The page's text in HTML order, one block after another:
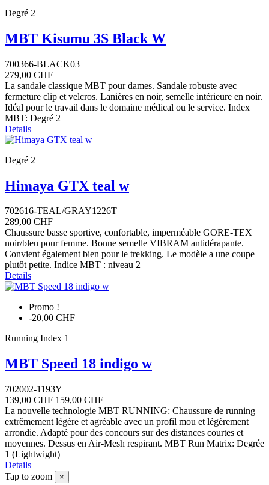
Degré 2
MBT Kisumu 3S Black W
700366-BLACK03
279,00 CHF
La sandale classique MBT pour dames. Sandale robuste avec
fermeture clip et velcros. Lanières en noir, semelle intérieure en noir.
Idéal pour le travail dans le domaine médical ou le service. Index
MBT: Degré 2
Details
Degré 2
Himaya GTX teal w
702616-TEAL/GRAY1226T
289,00 CHF
Chaussure basse sportive, confortable, imperméable GORE-TEX
noir/bleu pour femme. Bonne semelle VIBRAM antidérapante.
Convient également bien pour le trekking. Le modèle a une coupe
plutôt petite. Indice MBT : niveau 2
Details
Promo !
-20,00 CHF
Running Index 1
MBT Speed 18 indigo w
702002-1193Y
139,00 CHF 159,00 CHF
La nouvelle technologie MBT RUNNING: Chaussure de running
extrêmement légère et agréable avec un profil mou et légèrement
arrondie. Adapté pour des concours sur des distances courtes et
moyennes. Dessus en Air-Mesh respirant. MBT Run Matrix: Degrée
1 (Lightwight)
Details
Tap to zoom
×